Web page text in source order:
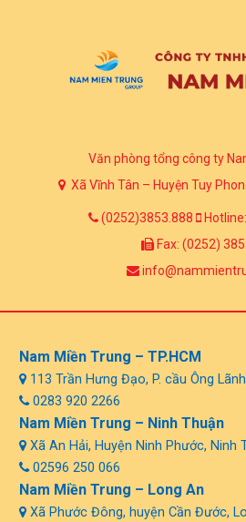
Văn phòng tổng công ty
Xã Vĩnh Tân – Huyện Tuy
(0252)3853.888
Fax: (0252)
Nam Miền Trung – TP.HCM
113 Trần Hưng Đạo, P. cầu Ông
0283 920 2266
Nam Miền Trung – Ninh Thuận
Xã An Hải, Huyện Ninh Phước, Ninh
02596 250 066
Nam Miền Trung – Long An
Xã Phước Đông, huyện Cần Đước,